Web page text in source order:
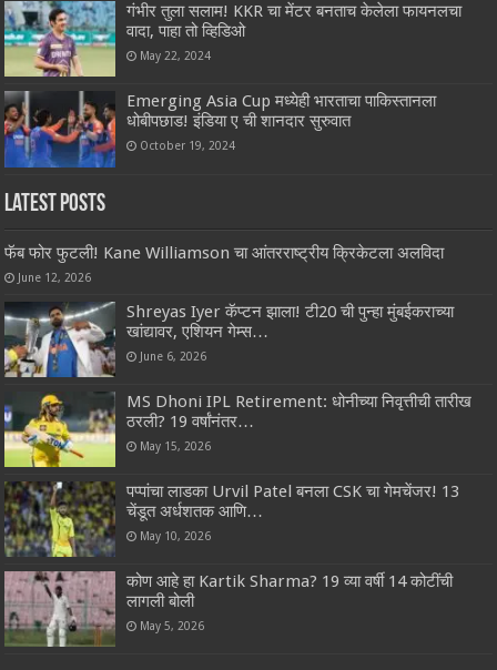
गंभीर तुला सलाम! KKR चा मेंटर बनताच केलेला फायनलचा
वादा, पाहा तो व्हिडिओ
May 22, 2024
Emerging Asia Cup मध्येही भारताचा पाकिस्तानला
धोबीपछाड! इंडिया ए ची शानदार सुरुवात
October 19, 2024
Latest Posts
फॅब फोर फुटली! Kane Williamson चा आंतरराष्ट्रीय क्रिकेटला अलविदा
June 12, 2026
Shreyas Iyer कॅप्टन झाला! टी20 ची पुन्हा मुंबईकराच्या
खांद्यावर, एशियन गेम्स…
June 6, 2026
MS Dhoni IPL Retirement: धोनीच्या निवृत्तीची तारीख
ठरली? 19 वर्षांनंतर…
May 15, 2026
पप्पांचा लाडका Urvil Patel बनला CSK चा गेमचेंजर! 13
चेंडूत अर्धशतक आणि…
May 10, 2026
कोण आहे हा Kartik Sharma? 19 व्या वर्षी 14 कोटींची
लागली बोली
May 5, 2026